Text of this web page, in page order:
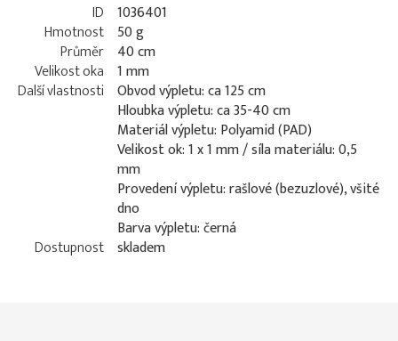
ID 1036401
Hmotnost 50 g
Průměr 40 cm
Velikost oka 1 mm
Další vlastnosti Obvod výpletu: ca 125 cm
Hloubka výpletu: ca 35-40 cm
Materiál výpletu: Polyamid (PAD)
Velikost ok: 1 x 1 mm / síla materiálu: 0,5
mm
Provedení výpletu: rašlové (bezuzlové), všité
dno
Barva výpletu: černá
Dostupnost skladem